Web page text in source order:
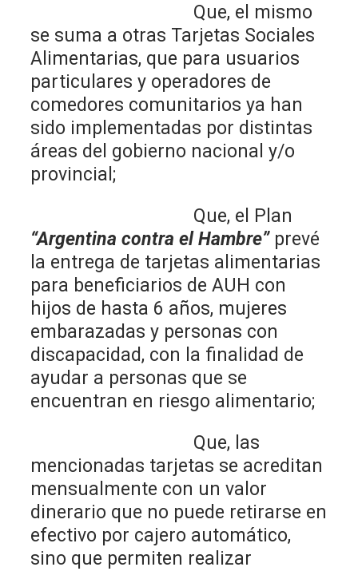
Que, el mismo
se suma a otras Tarjetas Sociales
Alimentarias, que para usuarios
particulares y operadores de
comedores comunitarios ya han
sido implementadas por distintas
áreas del gobierno nacional y/o
provincial;
Que, el Plan
“Argentina contra el Hambre”prevé
la entrega de tarjetas alimentarias
para beneficiarios de AUH con
hijos de hasta 6 años, mujeres
embarazadas y personas con
discapacidad, con la finalidad de
ayudar a personas que se
encuentran en riesgo alimentario;
Que, las
mencionadas tarjetas se acreditan
mensualmente con un valor
dinerario que no puede retirarse en
efectivo por cajero automático,
sino que permiten realizar